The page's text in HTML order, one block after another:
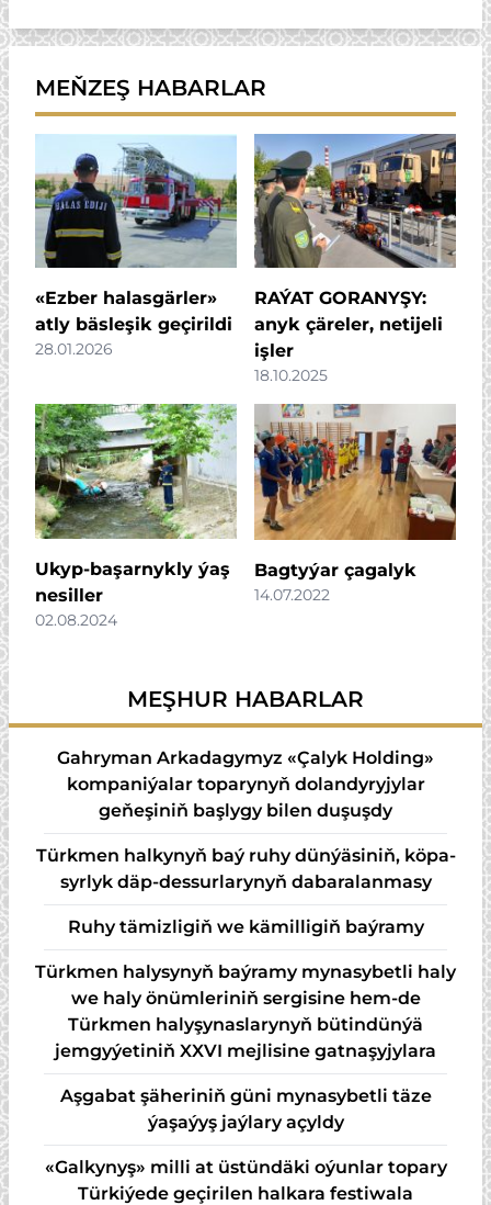
MEŇZEŞ HABARLAR
«Ezber halasgärler»
atly bäsleşik geçirildi
28.01.2026
RAÝAT GORANYŞY:
anyk çäreler, netijeli
işler
18.10.2025
Ukyp-başarnykly ýaş
nesiller
02.08.2024
Bagtyýar çagalyk
14.07.2022
MEŞHUR HABARLAR
Gahryman Arkadagymyz «Çalyk Holding»
kompaniýalar toparynyň dolandyryjylar
geňeşiniň başlygy bilen duşuşdy
Türk­men hal­ky­nyň baý ru­hy dün­ýä­si­niň, kö­pa­
syr­lyk däp-des­sur­la­ry­nyň da­ba­ra­lan­ma­sy
Ruhy tämizligiň we kämilligiň baýramy
Türkmen halysynyň baýramy mynasybetli haly
we haly önümleriniň sergisine hem-de
Türkmen halyşynaslarynyň bütindünýä
jemgyýetiniň XXVI mejlisine gatnaşyjylara
Aşgabat şäheriniň güni mynasybetli täze
ýaşaýyş jaýlary açyldy
«Galkynyş» milli at üstündäki oýunlar topary
Türkiýede geçirilen halkara festiwala